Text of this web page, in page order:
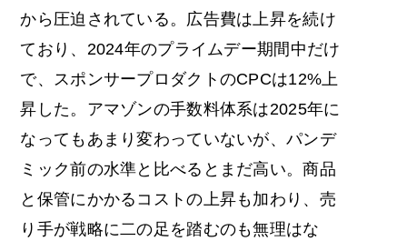
から圧迫されている。広告費は上昇を続け
ており、2024年のプライムデー期間中だけ
で、スポンサープロダクトのCPCは12%上
昇した。アマゾンの手数料体系は2025年に
なってもあまり変わっていないが、パンデ
ミック前の水準と比べるとまだ高い。商品
と保管にかかるコストの上昇も加わり、売
り手が戦略に二の足を踏むのも無理はな